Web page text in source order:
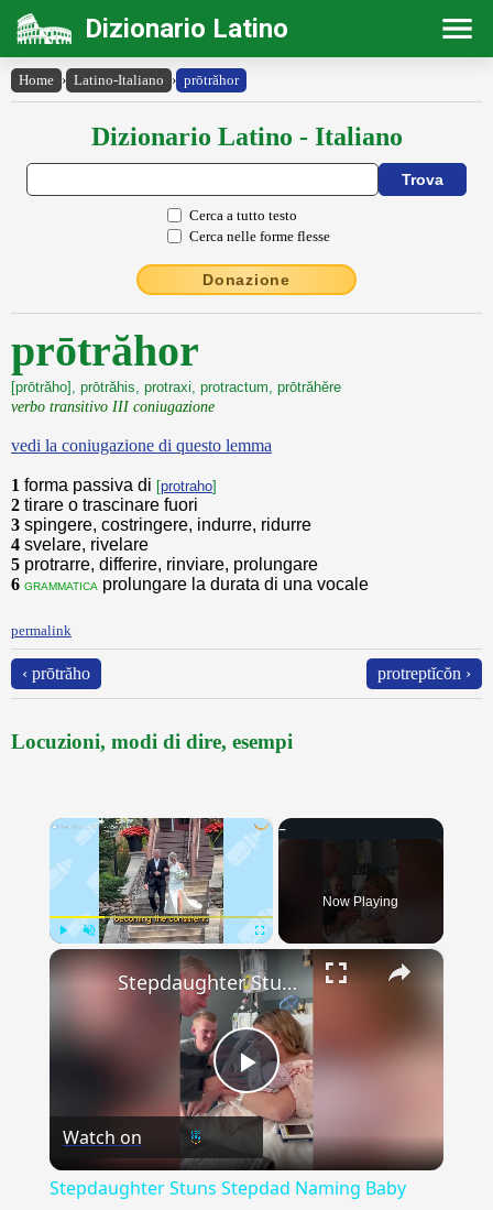
Dizionario Latino
Home › Latino-Italiano › prōtrăhor
Dizionario Latino - Italiano
Cerca a tutto testo
Cerca nelle forme flesse
Donazione
prōtrăhor
[prōtrăho], prōtrăhis, protraxi, protractum, prōtrăhĕre
verbo transitivo III coniugazione
vedi la coniugazione di questo lemma
1 forma passiva di [protraho]
2 tirare o trascinare fuori
3 spingere, costringere, indurre, ridurre
4 svelare, rivelare
5 protrarre, differire, rinviare, prolungare
6 grammatica prolungare la durata di una vocale
permalink
‹ prōtrăho protreptĭcŏn ›
Locuzioni, modi di dire, esempi
×
Fullscreen
Now Playing
×
Play
Video
Stepdaughter Stuns Stepdad Naming Baby After Him
Watch on
Stepdaughter Stuns Stepdad Naming Baby